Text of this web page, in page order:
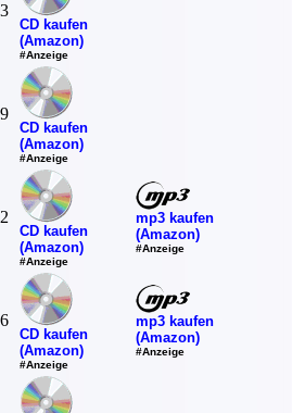
CD kaufen
(Amazon)
#Anzeige
CD kaufen
(Amazon)
#Anzeige
CD kaufen
(Amazon)
#Anzeige
mp3 kaufen
(Amazon)
#Anzeige
CD kaufen
(Amazon)
#Anzeige
mp3 kaufen
(Amazon)
#Anzeige